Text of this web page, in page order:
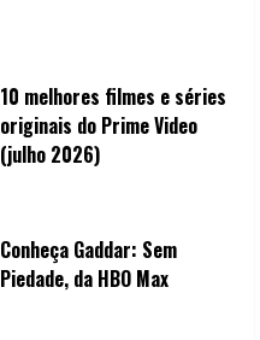
10 melhores filmes e séries
originais do Prime Video
(julho 2026)
Conheça Gaddar: Sem
Piedade, da HBO Max